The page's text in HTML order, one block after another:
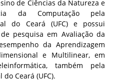
de Ciências da Natureza e
da Computação pela
do Ceará (UFC) e possui
pesquisa em Avaliação da
da Aprendizagem
e Multilinear, em
também pela
Ceará (UFC).